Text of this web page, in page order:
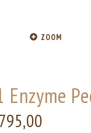
ZOOM
Enzyme
795,00